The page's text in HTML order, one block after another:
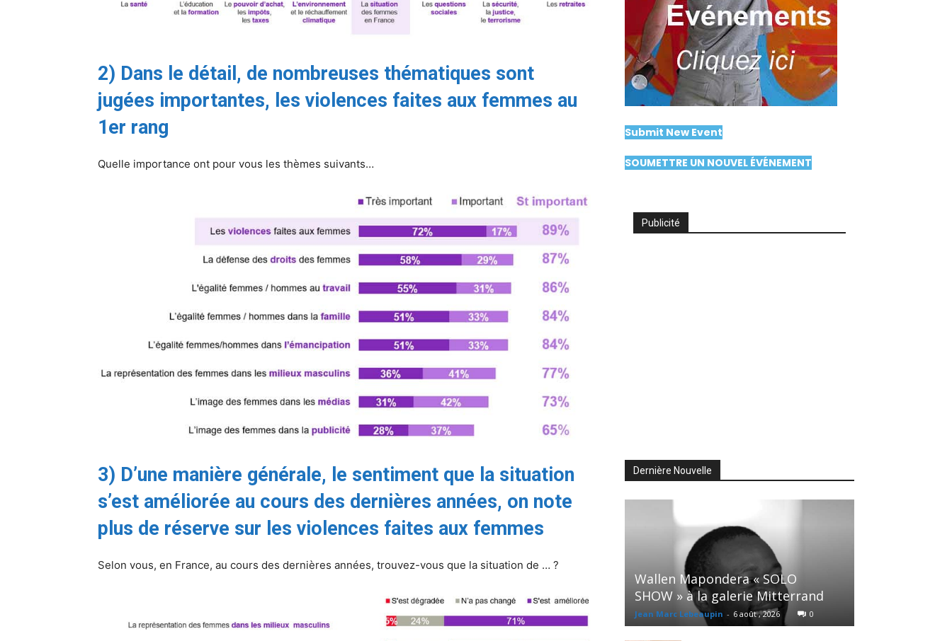
2) Dans le détail, de nombreuses thématiques sont
jugées importantes, les violences faites aux femmes au
1er rang
Quelle importance ont pour vous les thèmes suivants…
3) D’une manière générale, le sentiment que la situation
s’est améliorée au cours des dernières années, on note
plus de réserve sur les violences faites aux femmes
Selon vous, en France, au cours des dernières années, trouvez-vous que la situation de … ?
Submit New Event
SOUMETTRE UN NOUVEL ÉVÉNEMENT
Publicité
Dernière Nouvelle
Wallen Mapondera « SOLO
SHOW » à la galerie Mitterrand
Jean Marc Lebeaupin - 6 août , 2026 0